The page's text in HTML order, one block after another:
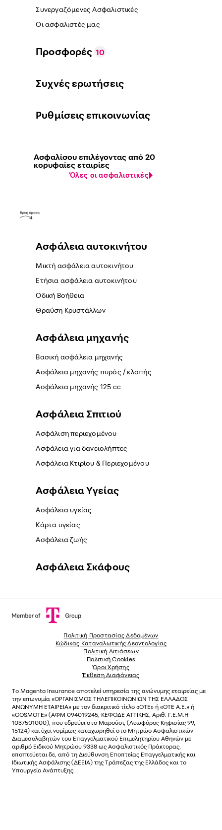
Συνεργαζόμενες Ασφαλιστικές
Οι ασφαλιστές μας
Προσφορές 10
Συχνές ερωτήσεις
Ρυθμίσεις επικοινωνίας
Ασφαλίσου επιλέγοντας από 20
κορυφαίες εταιρίες
Όλες οι ασφαλιστικές
Ασφάλεια αυτοκινήτου
Μικτή ασφάλεια αυτοκινήτου
Ετήσια ασφάλεια αυτοκινήτου
Οδική Βοήθεια
Θραύση Κρυστάλλων
Ασφάλεια μηχανής
Βασική ασφάλεια μηχανής
Ασφάλεια μηχανής πυρός / κλοπής
Ασφάλεια μηχανής 125 cc
Ασφάλεια Σπιτιού
Ασφάλιση περιεχομένου
Ασφάλεια για δανειολήπτες
Ασφάλεια Κτιρίου & Περιεχομένου
Ασφάλεια Yγείας
Ασφάλεια υγείας
Κάρτα υγείας
Ασφάλεια ζωής
Ασφάλεια Σκάφους
Πολιτική Προστασίας Δεδομένων
Κώδικας Καταναλωτικής Δεοντολογίας
Πολιτική Αιτιάσεων
Πολιτική Cookies
Όροι Χρήσης
Έκθεση Διαφάνειας
Το Magenta Insurance αποτελεί υπηρεσία της ανώνυµης εταιρείας µε
την επωνυµία «ΟΡΓΑΝΙΣΜΟΣ ΤΗΛΕΠΙΚΟΙΝΩΝΙΩΝ ΤΗΣ ΕΛΛΑΔΟΣ
ΑΝΩΝΥΜΗ ΕΤΑΙΡΕΙΑ» µε τον διακριτικό τίτλο «OTE» ή «ΟΤΕ Α.Ε.» ή
«COSMOTE» (ΑΦΜ 094019245, ΚΕΦΟΔΕ ΑΤΤΙΚΗΣ, Αριθ. Γ.Ε.Μ.Η
1037501000), που εδρεύει στο Μαρούσι, (Λεωφόρος Κηφισίας 99,
15124) και έχει νοµίµως καταχωρηθεί στο Μητρώο Ασφαλιστικών
Διαµεσολαβητών του Επαγγελµατικού Επιµελητηρίου Αθηνών µε
αριθµό Ειδικού Μητρώου 9338 ως Ασφαλιστικός Πράκτορας,
εποπτεύεται δε, από τη Διεύθυνση Εποπτείας Επαγγελματικής και
Ιδιωτικής Ασφάλισης (ΔΕΕΙΑ) της Τράπεζας της Ελλάδος και το
Υπουργείο Ανάπτυξης.